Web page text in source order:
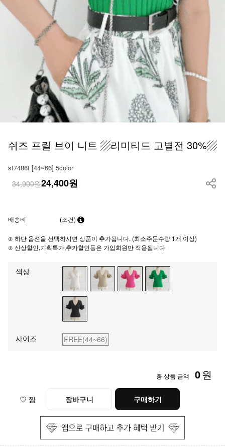
쉬즈 프릴 브이 니트 ▨리미티드 고별전 30%▨
st7486t [44~66] 5color
34,900원24,400원
배송비 (조건)
⊙ 하단 옵션을 선택하시면 상품이 추가됩니다. (최소주문수량 1개 이상)
⊙ 신상할인,기획특가,추가할인등은 가입회원만 적용됩니다
색상
사이즈 FREE(44~66)
총 상품 금액 0원
♡ 찜 장바구니 구매하기